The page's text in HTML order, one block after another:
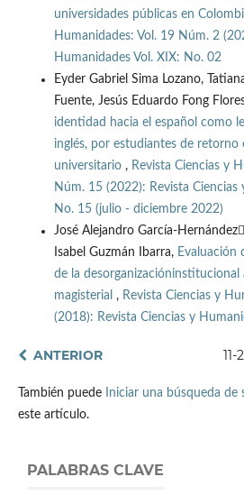
universidades públicas en
Humanidades: Vol. 19 Núm. 2
Humanidades Vol. XIX: No. 02
Eyder Gabriel Sima Lozano,
Fuente, Jesús Eduardo Fong
identidad hacia el español como
inglés, por estudiantes de retorno
universitario , Revista Ciencias y
Núm. 15 (2022): Revista Ciencias
No. 15 (julio - diciembre 2022)
José Alejandro García-
Isabel Guzmán Ibarra, Evaluación
de la
magisterial , Revista Ciencias y
(2018): Revista Ciencias y
ANTERIOR 11-
También puede Iniciar una búsqueda de
este artículo.
PALABRAS CLAVE